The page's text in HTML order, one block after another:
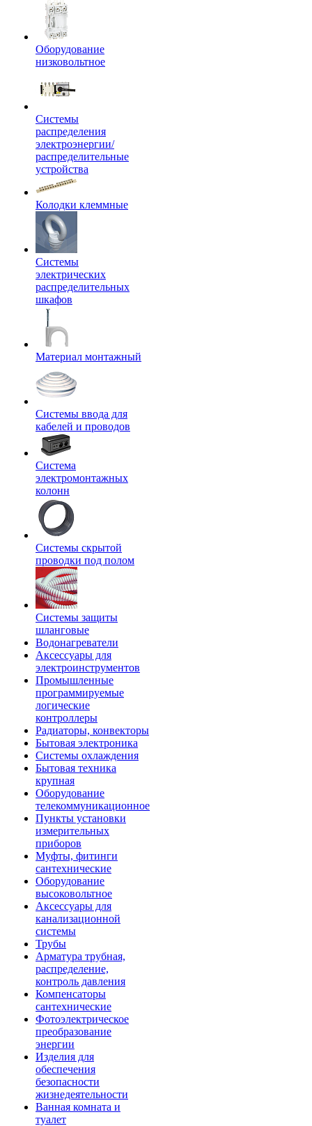
Оборудование
низковольтное
Системы
распределения
электроэнергии/
распределительные
устройства
Колодки клеммные
Системы
электрических
распределительных
шкафов
Материал монтажный
Системы ввода для
кабелей и проводов
Система
электромонтажных
колонн
Системы скрытой
проводки под полом
Системы защиты
шланговые
Водонагреватели
Аксессуары для
электроинструментов
Промышленные
программируемые
логические
контроллеры
Радиаторы, конвекторы
Бытовая электроника
Системы охлаждения
Бытовая техника
крупная
Оборудование
телекоммуникационное
Пункты установки
измерительных
приборов
Муфты, фитинги
сантехнические
Оборудование
высоковольтное
Аксессуары для
канализационной
системы
Трубы
Арматура трубная,
распределение,
контроль давления
Компенсаторы
сантехнические
Фотоэлектрическое
преобразование
энергии
Изделия для
обеспечения
безопасности
жизнедеятельности
Ванная комната и
туалет